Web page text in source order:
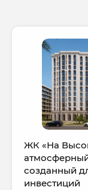
ЖК «На
созданный
инвестиций